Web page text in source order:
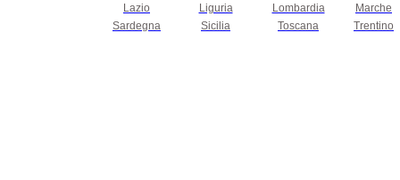
Lazio
Liguria Lombardia
Marche
Sardegna
Sicilia Toscana Trentino